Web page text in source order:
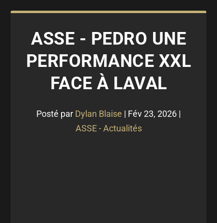
ASSE - PEDRO UNE
PERFORMANCE XXL
FACE À LAVAL
Posté par Dylan Blaise | Fév 23, 2026 |
ASSE - Actualités